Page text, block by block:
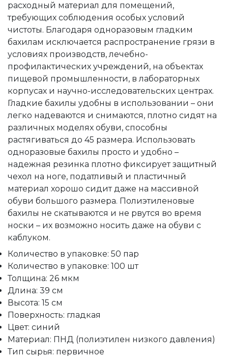
расходный материал для помещений,
требующих соблюдения особых условий
чистоты. Благодаря одноразовым гладким
бахилам исключается распространение грязи в
условиях производств, лечебно-
профилактических учреждений, на объектах
пищевой промышленности, в лабораторных
корпусах и научно-исследовательских центрах.
Гладкие бахилы удобны в использовании – они
легко надеваются и снимаются, плотно сидят на
различных моделях обуви, способны
растягиваться до 45 размера. Использовать
одноразовые бахилы просто и удобно –
надежная резинка плотно фиксирует защитный
чехол на ноге, податливый и пластичный
материал хорошо сидит даже на массивной
обуви большого размера. Полиэтиленовые
бахилы не скатываются и не рвутся во время
носки – их возможно носить даже на обуви с
каблуком.
Количество в упаковке: 50 пар
Количество в упаковке: 100 шт
Толщина: 26 мкм
Длина: 39 см
Высота: 15 см
Поверхность: гладкая
Цвет: синий
Материал: ПНД (полиэтилен низкого давления)
Тип сырья: первичное